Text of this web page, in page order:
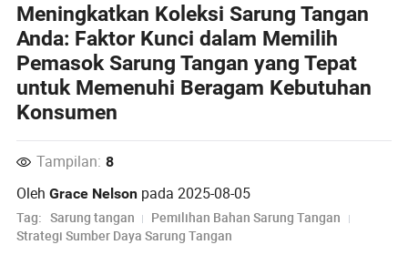
Wawasan Bisnis!
Lihat Lainnya
Meningkatkan Koleksi Sarung Tangan
Anda: Faktor Kunci dalam Memilih
Pemasok Sarung Tangan yang Tepat
untuk Memenuhi Beragam Kebutuhan
Konsumen
Tampilan: 8
OlehGrace Nelson pada2025-08-05
Tag: Sarung tangan
Pemilihan Bahan Sarung Tangan
Strategi Sumber Daya Sarung Tangan